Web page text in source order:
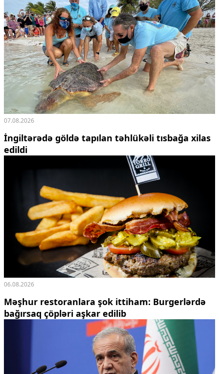
07.08.2026
İngiltərədə göldə tapılan təhlükəli tısbağa xilas
edildi
06.08.2026
Məşhur restoranlara şok ittiham: Burgerlərdə
bağırsaq çöpləri aşkar edilib